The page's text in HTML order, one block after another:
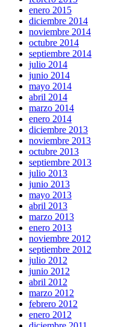
enero 2015
diciembre 2014
noviembre 2014
octubre 2014
septiembre 2014
julio 2014
junio 2014
mayo 2014
abril 2014
marzo 2014
enero 2014
diciembre 2013
noviembre 2013
octubre 2013
septiembre 2013
julio 2013
junio 2013
mayo 2013
abril 2013
marzo 2013
enero 2013
noviembre 2012
septiembre 2012
julio 2012
junio 2012
abril 2012
marzo 2012
febrero 2012
enero 2012